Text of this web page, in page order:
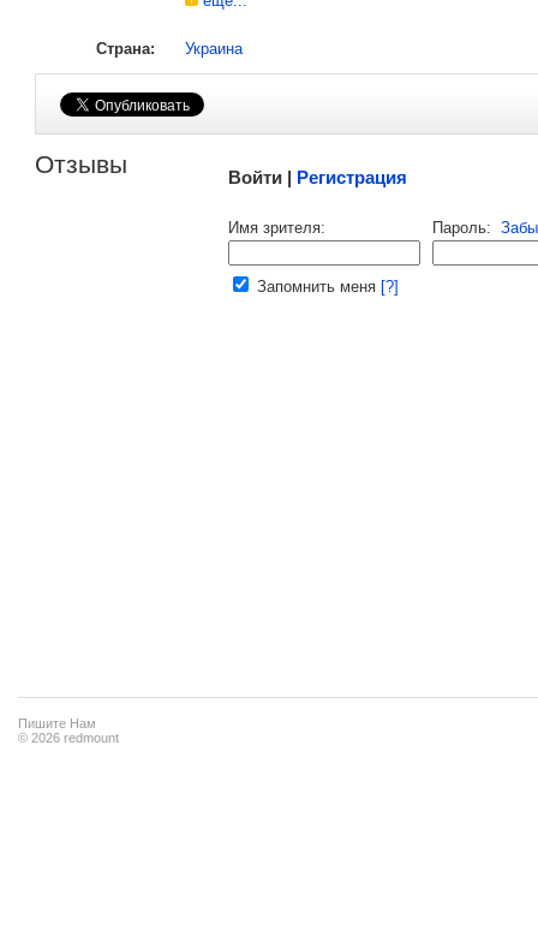
Страна: Украина
Отзывы Войти | Регистрация
Имя зрителя: Пароль:
Запомнить меня [?]
Пишите Нам
© 2026 redmount